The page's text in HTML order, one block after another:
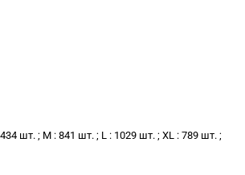
шт. ; M : 841 шт. ; L : 1029 шт. ; XL : 789 шт. ;